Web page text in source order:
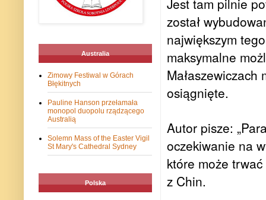
Jest tam pilnie
został
największym
maksymalne
osiągnięte.
Autor pisze:
oczekiwanie na
które może
z Chin.
Australia
Zimowy Festiwal w Górach
Błękitnych
Pauline Hanson przełamała
monopol duopolu rządzącego
Australią
Solemn Mass of the Easter Vigil
St Mary's Cathedral Sydney
Polska